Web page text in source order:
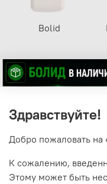
Bolid
Здравствуйте!
Добро пожаловать на
К сожалению,
Этому может быть